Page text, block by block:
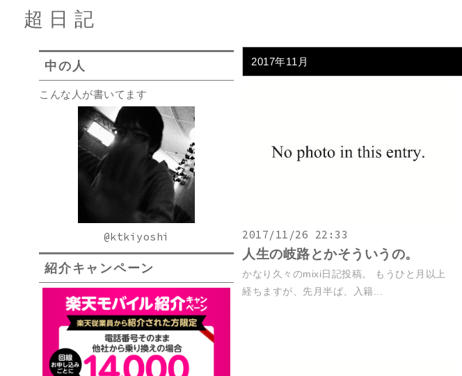
超日記
中の人
こんな人が書いてます
@ktkiyoshi
紹介キャンペーン
2017年11月
2017/11/26 22:33
人生の岐路とかそういうの。
かなり久々のmixi日記投稿。 もうひと月以上
経ちますが、先月半ば、入籍...